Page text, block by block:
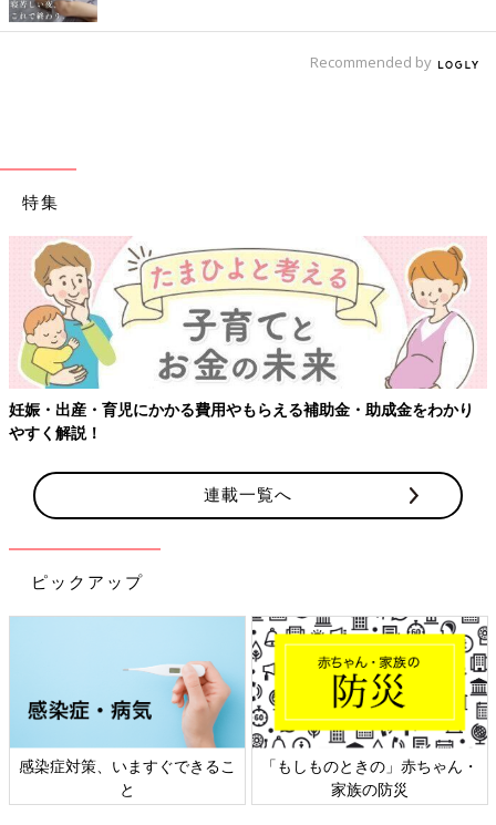
Recommended by
特集
妊娠・出産・育児にかかる費用やもらえる補助金・助成金をわかり
やすく解説！
連載一覧へ
ピックアップ
感染症対策、いますぐできるこ
と
「もしものときの」赤ちゃん・
家族の防災